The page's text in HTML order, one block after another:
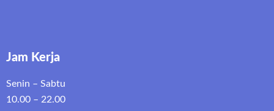
Jam Kerja
Senin – Sabtu
10.00 – 22.00